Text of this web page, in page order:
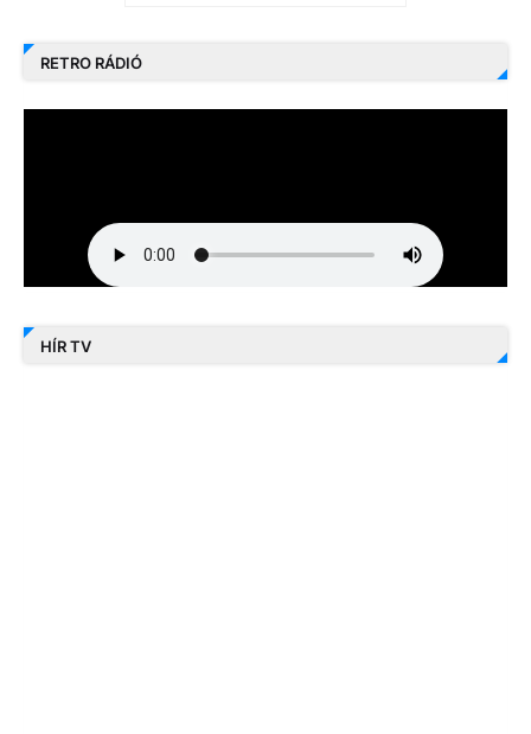
RETRO RÁDIÓ
HÍR TV